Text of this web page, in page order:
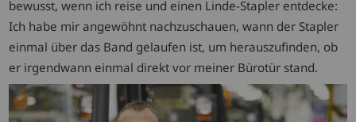
bewusst, wenn ich reise und einen Linde-Stapler entdecke:
Ich habe mir angewöhnt nachzuschauen, wann der Stapler
einmal über das Band gelaufen ist, um herauszufinden, ob
er irgendwann einmal direkt vor meiner Bürotür stand.